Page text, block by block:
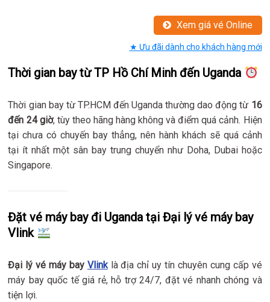
Xem giá vé Online
★ Ưu đãi dành cho khách hàng mới
Thời gian bay từ TP Hồ Chí Minh đến Uganda
Thời gian bay từ TP.HCM đến Uganda thường dao động từ 16
đến 24 giờ, tùy theo hãng hàng không và điểm quá cảnh. Hiện
tại chưa có chuyến bay thẳng, nên hành khách sẽ quá cảnh
tại ít nhất một sân bay trung chuyển như Doha, Dubai hoặc
Singapore.
Đặt vé máy bay đi Uganda tại Đại lý vé máy bay
Vlink
Đại lý vé máy bay Vlinklà địa chỉ uy tín chuyên cung cấp vé
máy bay quốc tế giá rẻ, hỗ trợ 24/7, đặt vé nhanh chóng và
tiện lợi.